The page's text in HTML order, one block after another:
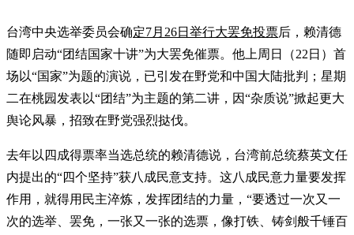
台湾中央选举委员会确定7月26日举行大罢免投票后，赖清德
随即启动“团结国家十讲”为大罢免催票。他上周日（22日）首
场以“国家”为题的演说，已引发在野党和中国大陆批判；星期
二在桃园发表以“团结”为主题的第二讲，因“杂质说”掀起更大
舆论风暴，招致在野党强烈挞伐。
去年以四成得票率当选总统的赖清德说，台湾前总统蔡英文任
内提出的“四个坚持”获八成民意支持。这八成民意力量要发挥
作用，就得用民主淬炼，发挥团结的力量，“要透过一次又一
次的选举、罢免，一张又一张的选票，像打铁、铸剑般千锤百